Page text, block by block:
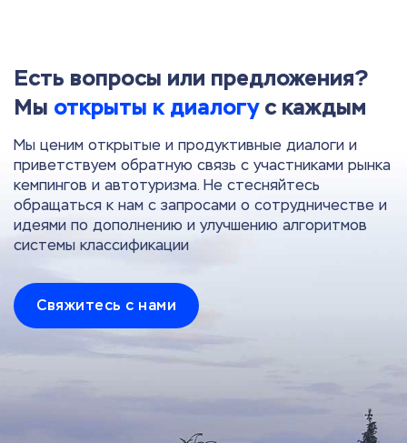
Есть вопросы или предложения?
Мы открыты к диалогус каждым
Мы ценим открытые и продуктивные диалоги и
приветствуем обратную связь с участниками рынка
кемпингов и автотуризма. Не стесняйтесь
обращаться к нам с запросами о сотрудничестве и
идеями по дополнению и улучшению алгоритмов
системы классификации
Свяжитесь с нами